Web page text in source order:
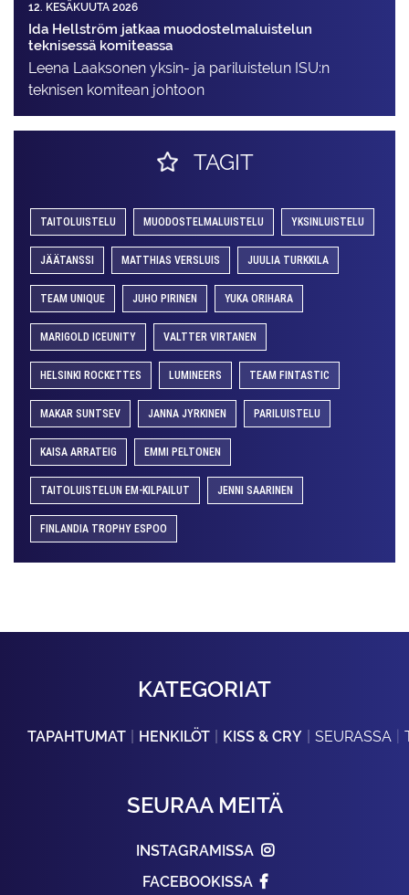
12. KESÄKUUTA 2026
Ida Hellström jatkaa muodostelmaluistelun
teknisessä komiteassa
Leena Laaksonen yksin- ja pariluistelun ISU:n
teknisen komitean johtoon
TAGIT
TAITOLUISTELU MUODOSTELMALUISTELU YKSINLUISTELU
JÄÄTANSSI MATTHIAS VERSLUIS JUULIA TURKKILA
TEAM UNIQUE JUHO PIRINEN YUKA ORIHARA
MARIGOLD ICEUNITY VALTTER VIRTANEN
HELSINKI ROCKETTES LUMINEERS TEAM FINTASTIC
MAKAR SUNTSEV JANNA JYRKINEN PARILUISTELU
KAISA ARRATEIG EMMI PELTONEN
TAITOLUISTELUN EM-KILPAILUT JENNI SAARINEN
FINLANDIA TROPHY ESPOO
KATEGORIAT
TAPAHTUMAT HENKILÖT KISS & CRY SEURASSA
SEURAA MEITÄ
INSTAGRAMISSA
FACEBOOKISSA